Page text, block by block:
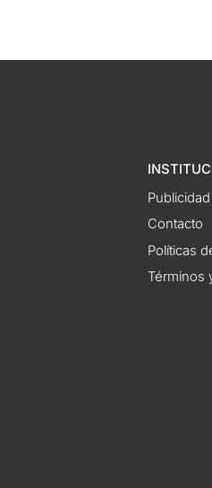
Publicidad
Contacto
Políticas
Términos